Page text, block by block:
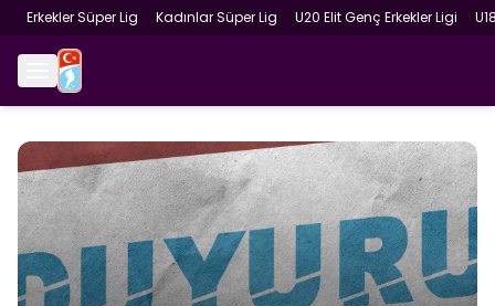
Erkekler Süper Lig Kadınlar Süper Lig U20 Elit Genç Erkekler Ligi